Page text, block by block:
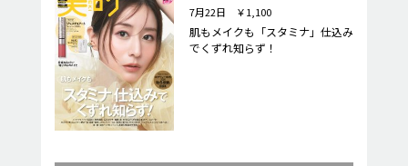
7月22日 ￥1,100
肌もメイクも「スタミナ」仕込み
でくずれ知らず！